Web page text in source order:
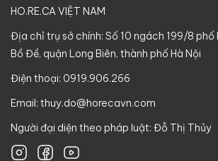
HO.RE.CA VIỆT NAM
Địa chỉ trụ sở chính: Số 10 ngách 199/8 phố
Bồ Đề, quận Long Biên, thành phố Hà Nội
Điện thoại: 0919.906.266
Email: thuy.do@horecavn.com
Người đại diện theo pháp luật: Đỗ Thị Thủy